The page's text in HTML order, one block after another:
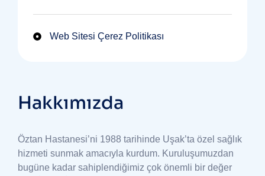
Web Sitesi Çerez Politikası
Hakkımızda
Öztan Hastanesi’ni 1988 tarihinde Uşak’ta özel sağlık
hizmeti sunmak amacıyla kurdum. Kuruluşumuzdan
bugüne kadar sahiplendiğimiz çok önemli bir değer